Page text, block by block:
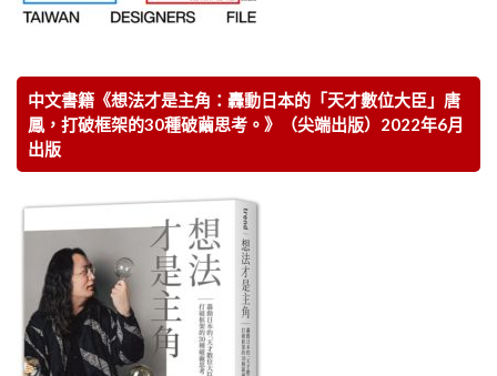
中文書籍《想法才是主角：轟動日本的「天才數位大臣」唐
鳳，打破框架的30種破繭思考。》（尖端出版）2022年6月
出版